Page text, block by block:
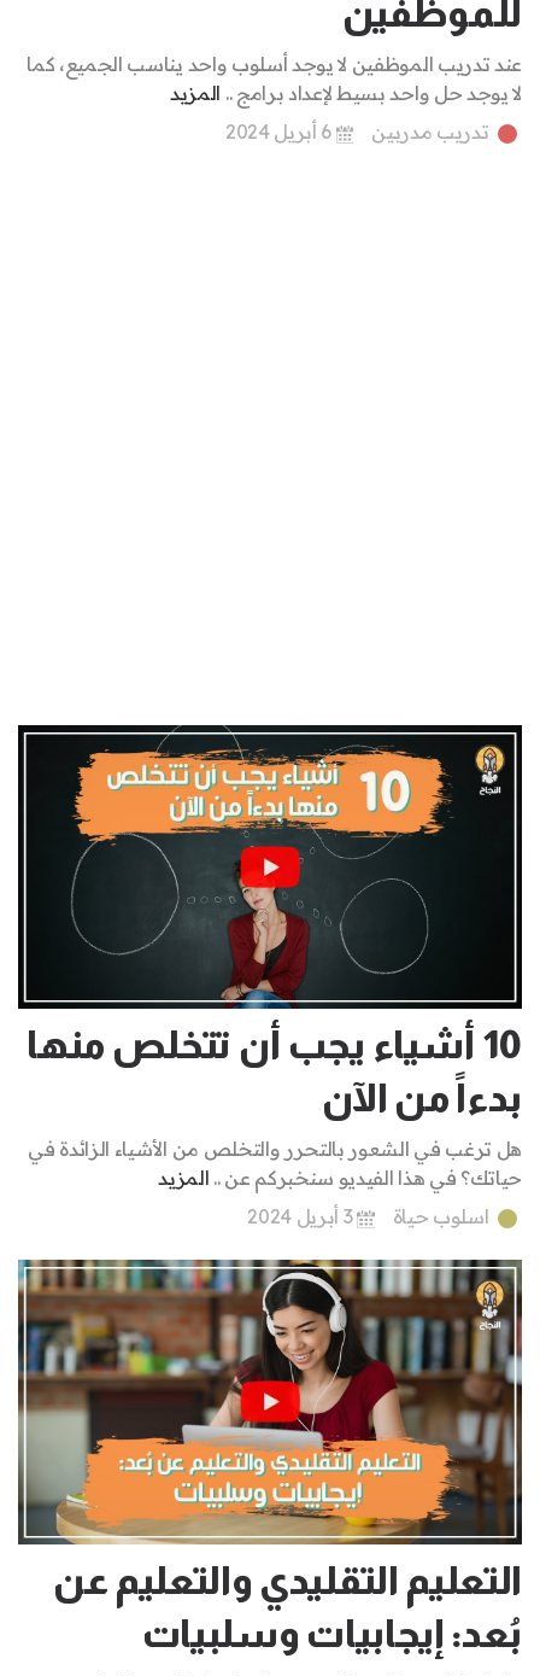
للموظفين
عند تدريب الموظفين لا يوجد أسلوب واحد يناسب الجميع، كما
لا يوجد حل واحد بسيط لإعداد برامج .. المزيد
تدريب مدربين
10 أشياء يجب أن تتخلص منها
بدءاً من الآن
هل ترغب في الشعور بالتحرر والتخلص من الأشياء الزائدة في
حياتك؟ في هذا الفيديو سنخبركم عن .. المزيد
اسلوب حياة
3 أبريل 2024
التعليم التقليدي والتعليم عن
بُعد: إيجابيات وسلبيات